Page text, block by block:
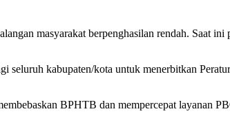
masyarakat berpenghasilan rendah. Saat
kabupaten/kota untuk menerbitkan
BPHTB dan mempercepat layanan